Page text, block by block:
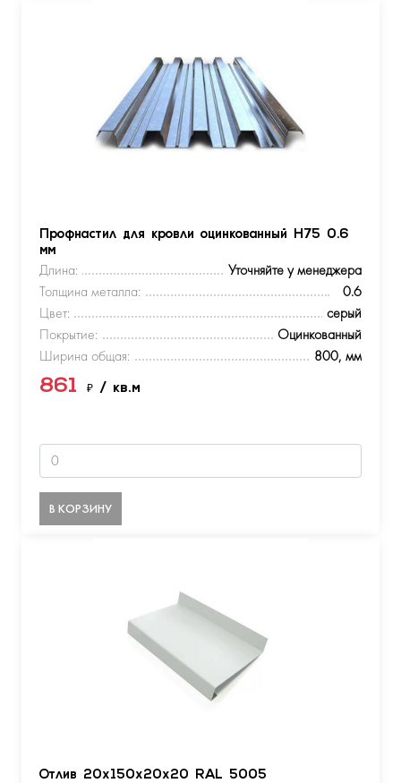
Профнастил для кровли оцинкованный Н75 0.6
мм
Длина:
Уточняйте у менеджера
Толщина металла:
0.6
Цвет:
серый
Покрытие:
Оцинкованный
Ширина общая:
800, мм
861 ₽ / кв.м
В КОРЗИНУ
Отлив 20х150х20х20 RAL 5005